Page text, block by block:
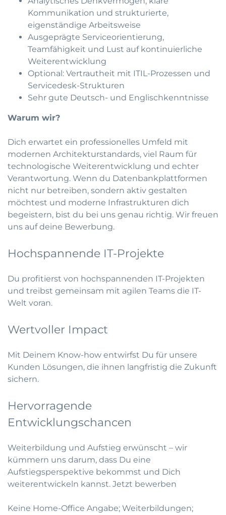
Kommunikation und strukturierte,
eigenständige Arbeitsweise
Ausgeprägte Serviceorientierung,
Teamfähigkeit und Lust auf kontinuierliche
Weiterentwicklung
Optional: Vertrautheit mit ITIL-Prozessen und
Servicedesk-Strukturen
Sehr gute Deutsch- und Englischkenntnisse
Warum wir?
Dich erwartet ein professionelles Umfeld mit
modernen Architekturstandards, viel Raum für
technologische Weiterentwicklung und echter
Verantwortung. Wenn du Datenbankplattformen
nicht nur betreiben, sondern aktiv gestalten
möchtest und moderne Infrastrukturen dich
begeistern, bist du bei uns genau richtig. Wir freuen
uns auf deine Bewerbung.
Hochspannende IT-Projekte
Du profitierst von hochspannenden IT-Projekten
und treibst gemeinsam mit agilen Teams die IT-
Welt voran.
Wertvoller Impact
Mit Deinem Know-how entwirfst Du für unsere
Kunden Lösungen, die ihnen langfristig die Zukunft
sichern.
Hervorragende
Entwicklungschancen
Weiterbildung und Aufstieg erwünscht – wir
kümmern uns darum, dass Du eine
Aufstiegsperspektive bekommst und Dich
weiterentwickeln kannst. Jetzt bewerben
Keine Home-Office Angabe; Weiterbildungen;